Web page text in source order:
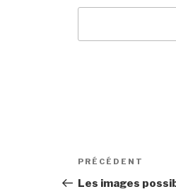
Navigation
de
Article
précédent
PRÉCÉDENT
Les images